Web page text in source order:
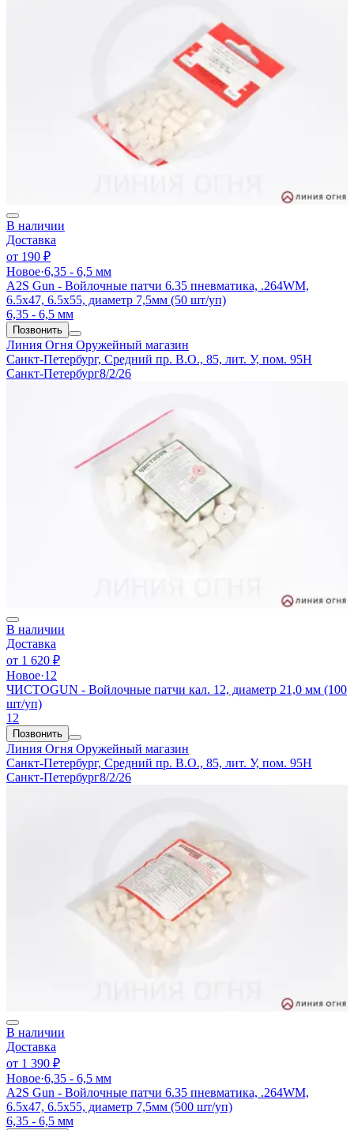
В наличии
Доставка
от 190 ₽
Новое·6,35 - 6,5 мм
A2S Gun - Войлочные патчи 6.35 пневматика, .264WM,
6.5x47, 6.5x55, диаметр 7,5мм (50 шт/уп)
6,35 - 6,5 мм
Позвонить
Линия Огня Оружейный магазин
Санкт-Петербург, Средний пр. В.О., 85, лит. У, пом. 95Н
Санкт-Петербург8/2/26
В наличии
Доставка
от 1 620 ₽
Новое·12
ЧИСТОGUN - Войлочные патчи кал. 12, диаметр 21,0 мм (100
шт/уп)
12
Позвонить
Линия Огня Оружейный магазин
Санкт-Петербург, Средний пр. В.О., 85, лит. У, пом. 95Н
Санкт-Петербург8/2/26
В наличии
Доставка
от 1 390 ₽
Новое·6,35 - 6,5 мм
A2S Gun - Войлочные патчи 6.35 пневматика, .264WM,
6.5x47, 6.5x55, диаметр 7,5мм (500 шт/уп)
6,35 - 6,5 мм